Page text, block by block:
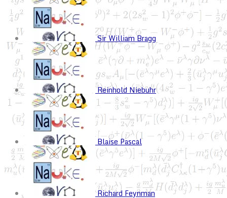
Sir William Bragg
Reinhold Niebuhr
Blaise Pascal
Richard Feynman